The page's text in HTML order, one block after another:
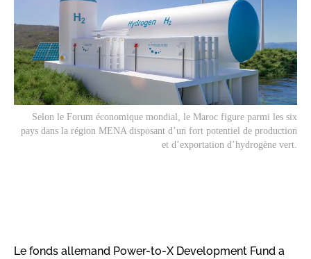
Selon le Forum économique mondial, le Maroc figure parmi les six
pays dans la région MENA disposant d’un fort potentiel de production
et d’exportation d’hydrogène vert.
Le fonds allemand Power-to-X Development Fund a